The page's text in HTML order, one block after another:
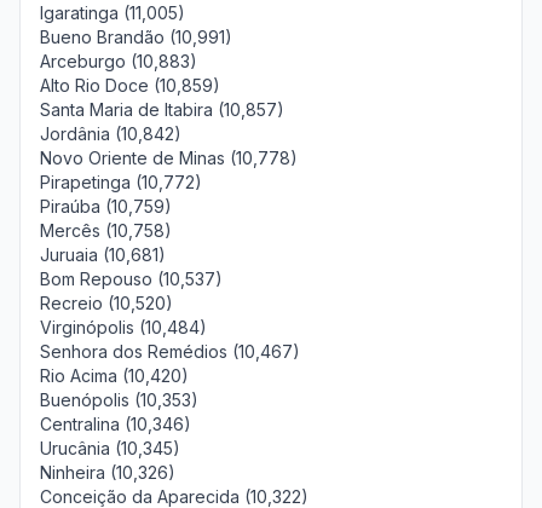
Igaratinga (11,005)
Bueno Brandão (10,991)
Arceburgo (10,883)
Alto Rio Doce (10,859)
Santa Maria de Itabira (10,857)
Jordânia (10,842)
Novo Oriente de Minas (10,778)
Pirapetinga (10,772)
Piraúba (10,759)
Mercês (10,758)
Juruaia (10,681)
Bom Repouso (10,537)
Recreio (10,520)
Virginópolis (10,484)
Senhora dos Remédios (10,467)
Rio Acima (10,420)
Buenópolis (10,353)
Centralina (10,346)
Urucânia (10,345)
Ninheira (10,326)
Conceição da Aparecida (10,322)